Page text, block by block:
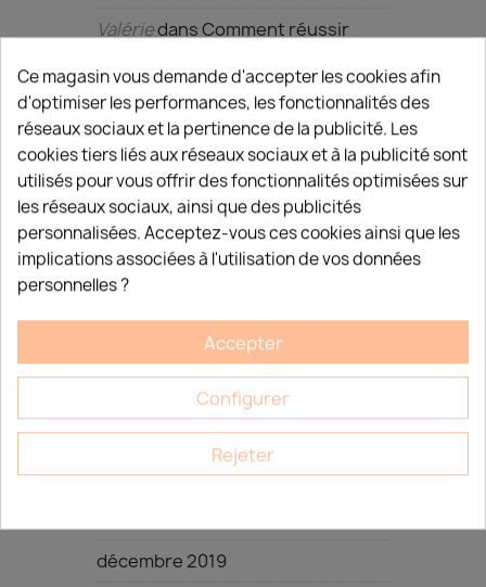
ValériedansComment réussir
coiffure ou de son Institut de
beauté ?
ARCHIVES
mai 2026
janvier 2025
janvier 2023
octobre 2022
septembre 2022
décembre 2019
Ce magasin vous demande d'accepter les cookies afin
d'optimiser les performances, les fonctionnalités des
réseaux sociaux et la pertinence de la publicité. Les
cookies tiers liés aux réseaux sociaux et à la publicité sont
utilisés pour vous offrir des fonctionnalités optimisées sur
les réseaux sociaux, ainsi que des publicités
personnalisées. Acceptez-vous ces cookies ainsi que les
implications associées à l'utilisation de vos données
personnelles ?
Accepter
Configurer
Rejeter